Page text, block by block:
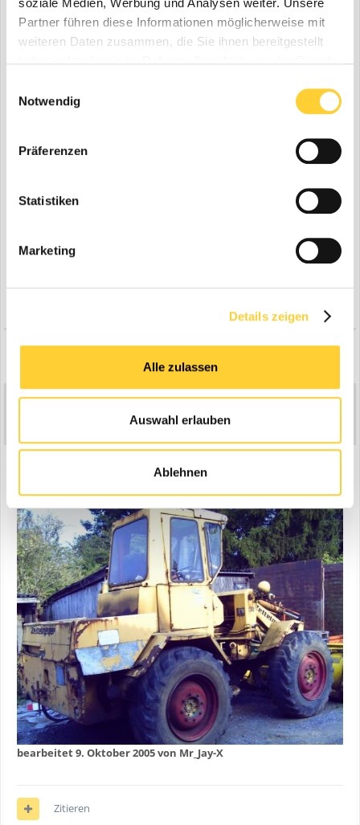
Partner führen diese Informationen möglicherweise mit
weiteren Daten zusammen, die Sie ihnen bereitgestellt
Notwendig
Präferenzen
Statistiken
Marketing
Details zeigen
Alle zulassen
Auswahl erlauben
Ablehnen
....
Geschrieben9. Oktober 2005
bearbeitet9. Oktober 2005von Mr_Jay-X
Zitieren